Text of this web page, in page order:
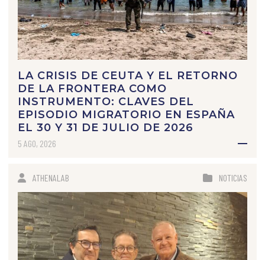
LA CRISIS DE CEUTA Y EL RETORNO
DE LA FRONTERA COMO
INSTRUMENTO: CLAVES DEL
EPISODIO MIGRATORIO EN ESPAÑA
EL 30 Y 31 DE JULIO DE 2026
5 AGO, 2026
ATHENALAB NOTICIAS